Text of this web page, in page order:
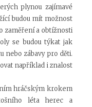
plynou zajímavé
budou mít možnost
zaměření a obtížnosti
se budou týkat jak
nebo zábavy pro děti.
například i znalost
hráčským krokem
léta herec a